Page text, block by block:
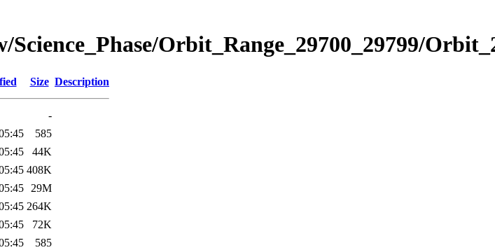
Orbit_Range_29700_29799/
Size Description
-
585
44K
408K
29M
264K
72K
585